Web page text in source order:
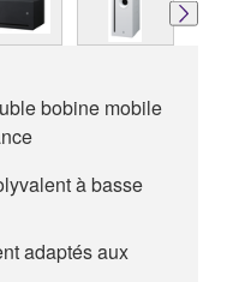
bobine mobile
à basse
adaptés aux